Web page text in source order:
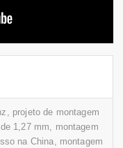
projeto de montagem
1,27 mm, montagem
na China, montagem